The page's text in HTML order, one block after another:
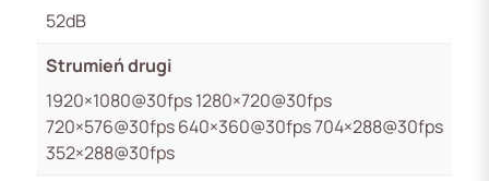
52dB
Strumień drugi
1920×1080@30fps 1280×720@30fps
720×576@30fps 640×360@30fps 704×288@30fps
352×288@30fps